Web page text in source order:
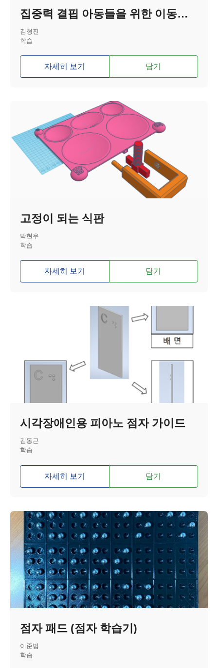
집중력 결핍 아동들을 위한 이동형 책상
김형진
학습
자세히 보기 담기
고정이 되는 식판
박현우
학습
자세히 보기 담기
시각장애인용 피아노 점자 가이드
김동근
학습
자세히 보기 담기
점자 패드 (점자 학습기)
이준범
학습